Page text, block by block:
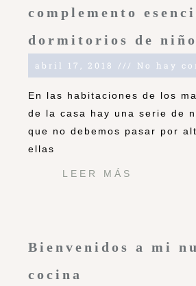
complemento
dormitorios de
abril 17, 2018 No hay
En las habitaciones de los
de la casa hay una serie de
que no debemos pasar por
ellas
LEER MÁS
Bienvenidos a mi
cocina